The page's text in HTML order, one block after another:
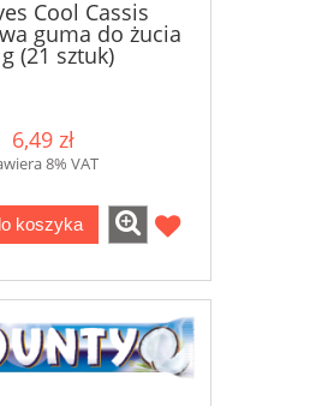
Cool Cassis
guma do żucia
(21 sztuk)
6,49 zł
8% VAT
koszyka